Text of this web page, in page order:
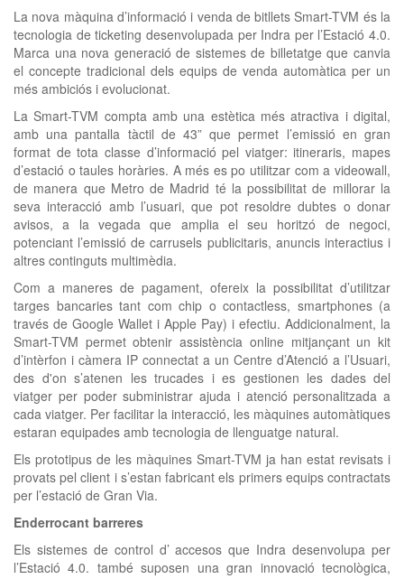
La nova màquina d’informació i venda de bitllets Smart-TVM és la
tecnologia de ticketing desenvolupada per Indra per l’Estació 4.0.
Marca una nova generació de sistemes de billetatge que canvia
el concepte tradicional dels equips de venda automàtica per un
més ambiciós i evolucionat.
La Smart-TVM compta amb una estètica més atractiva i digital,
amb una pantalla tàctil de 43” que permet l’emissió en gran
format de tota classe d’informació pel viatger: itineraris, mapes
d’estació o taules horàries. A més es po utilitzar com a videowall,
de manera que Metro de Madrid té la possibilitat de millorar la
seva interacció amb l’usuari, que pot resoldre dubtes o donar
avisos, a la vegada que amplia el seu horitzó de negoci,
potenciant l’emissió de carrusels publicitaris, anuncis interactius i
altres continguts multimèdia.
Com a maneres de pagament, ofereix la possibilitat d’utilitzar
targes bancaries tant com chip o contactless, smartphones (a
través de Google Wallet i Apple Pay) i efectiu. Addicionalment, la
Smart-TVM permet obtenir assistència online mitjançant un kit
d’intèrfon i càmera IP connectat a un Centre d’Atenció a l’Usuari,
des d'on s’atenen les trucades i es gestionen les dades del
viatger per poder subministrar ajuda i atenció personalitzada a
cada viatger. Per facilitar la interacció, les màquines automàtiques
estaran equipades amb tecnologia de llenguatge natural.
Els prototipus de les màquines Smart-TVM ja han estat revisats i
provats pel client i s’estan fabricant els primers equips contractats
per l’estació de Gran Via.
Enderrocant barreres
Els sistemes de control d’ accesos que Indra desenvolupa per
l’Estació 4.0. també suposen una gran innovació tecnològica,